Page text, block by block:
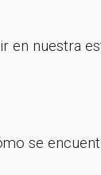
en nuestra
se